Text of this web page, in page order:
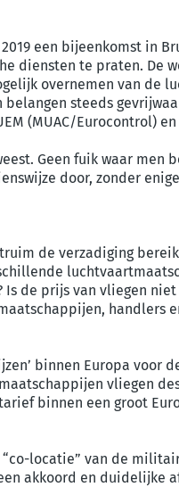
een bijeenkomst in
diensten te praten. De
overnemen van
steeds
(MUAC/Eurocontrol)
Geen fuik waar
door, zonder
de verzadiging
de prijs van vliegen
binnen Europa voor
vliegen
binnen een groot
locatie” van de
akkoord en